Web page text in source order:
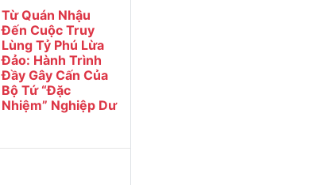
Từ Quán Nhậu
Đến Cuộc Truy
Lùng Tỷ Phú Lừa
Đảo: Hành Trình
Đầy Gây Cấn Của
Bộ Tứ “Đặc
Nhiệm” Nghiệp Dư